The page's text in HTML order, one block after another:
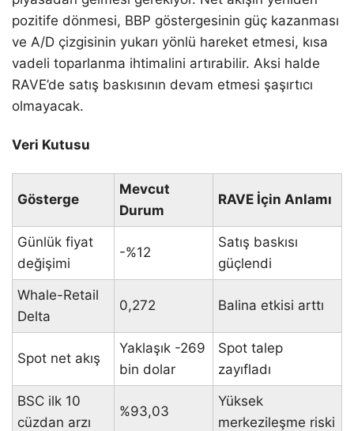
pozitife dönmesi, BBP göstergesinin güç kazanması
ve A/D çizgisinin yukarı yönlü hareket etmesi, kısa
vadeli toparlanma ihtimalini artırabilir. Aksi halde
RAVE’de satış baskısının devam etmesi şaşırtıcı
olmayacak.
Veri Kutusu
Gösterge
Mevcut
Durum
RAVE İçin Anlamı
Günlük fiyat
değişimi
-%12
Satış baskısı
güçlendi
Whale-Retail
Delta
0,272 Balina etkisi arttı
Spot net akış
Yaklaşık -269
bin dolar
Spot talep
zayıfladı
BSC ilk 10
cüzdan arzı
%93,03
Yüksek
merkezileşme riski